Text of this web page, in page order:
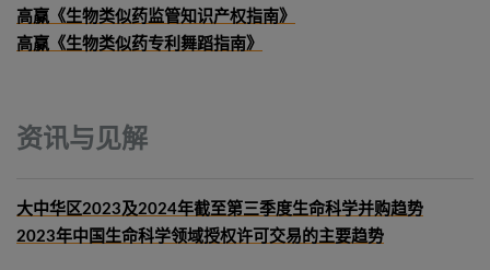
高赢《生物类似药监管知识产权指南》
高赢《生物类似药专利舞蹈指南》
资讯与见解
大中华区2023及2024年截至第三季度生命科学并购趋势
2023年中国生命科学领域授权许可交易的主要趋势